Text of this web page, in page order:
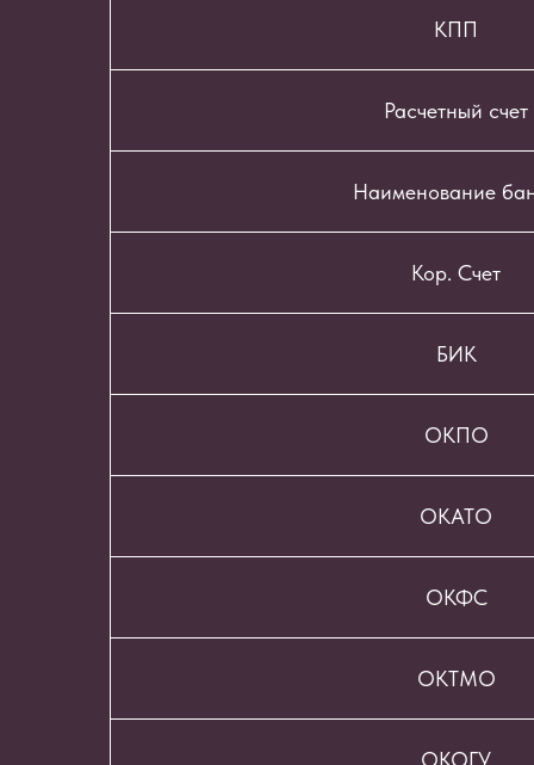
КПП
Расчетный счет
Наименование
Кор. Счет
БИК
ОКПО
ОКАТО
ОКФС
ОКТМО
ОКОГУ